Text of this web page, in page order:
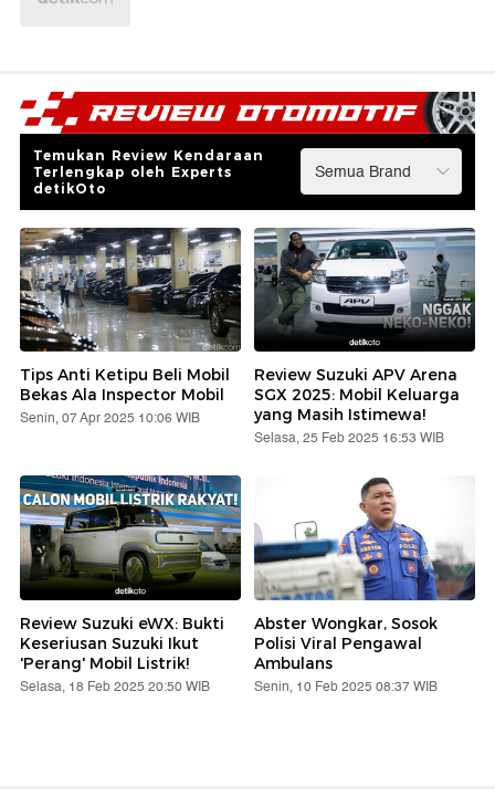
Temukan Review Kendaraan
Terlengkap oleh Experts
detikOto
Tips Anti Ketipu Beli Mobil
Bekas Ala Inspector Mobil
Senin, 07 Apr 2025 10:06 WIB
Review Suzuki APV Arena
SGX 2025: Mobil Keluarga
yang Masih Istimewa!
Selasa, 25 Feb 2025 16:53 WIB
Review Suzuki eWX: Bukti
Keseriusan Suzuki Ikut
'Perang' Mobil Listrik!
Selasa, 18 Feb 2025 20:50 WIB
Abster Wongkar, Sosok
Polisi Viral Pengawal
Ambulans
Senin, 10 Feb 2025 08:37 WIB